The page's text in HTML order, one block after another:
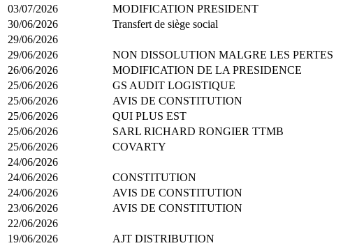
03/07/2026
MODIFICATION PRESIDENT
30/06/2026
Transfert de siège social
29/06/2026
29/06/2026
NON DISSOLUTION MALGRE LES PERTES
26/06/2026
MODIFICATION DE LA PRESIDENCE
25/06/2026
GS AUDIT LOGISTIQUE
25/06/2026
AVIS DE CONSTITUTION
25/06/2026
QUI PLUS EST
25/06/2026
SARL RICHARD RONGIER TTMB
25/06/2026
COVARTY
24/06/2026
24/06/2026
CONSTITUTION
24/06/2026
AVIS DE CONSTITUTION
23/06/2026
AVIS DE CONSTITUTION
22/06/2026
19/06/2026
AJT DISTRIBUTION